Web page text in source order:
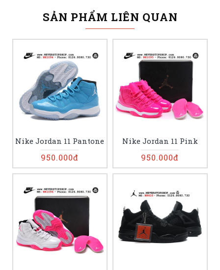
SẢN PHẨM LIÊN QUAN
Nike Jordan 11 Pantone
950.000đ
Nike Jordan 11 Pink
950.000đ